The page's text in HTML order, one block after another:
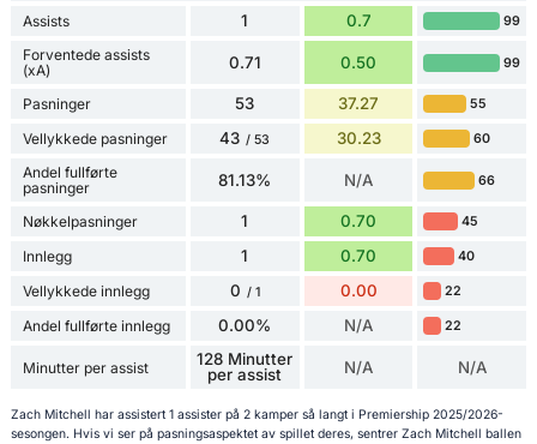
Assists 1 0.7 99
Forventede assists
(xA)
0.71 0.50 99
Pasninger 53 37.27 55
Vellykkede pasninger 43 / 53 30.23 60
Andel fullførte
pasninger
81.13% N/A 66
Nøkkelpasninger 1 0.70 45
Innlegg 1 0.70 40
Vellykkede innlegg 0 / 1 0.00 22
Andel fullførte innlegg 0.00% N/A 22
Minutter per assist
128 Minutter
per assist
N/A N/A
Zach Mitchell har assistert 1 assister på 2 kamper så langt i Premiership 2025/2026-
sesongen. Hvis vi ser på pasningsaspektet av spillet deres, sentrer Zach Mitchell ballen